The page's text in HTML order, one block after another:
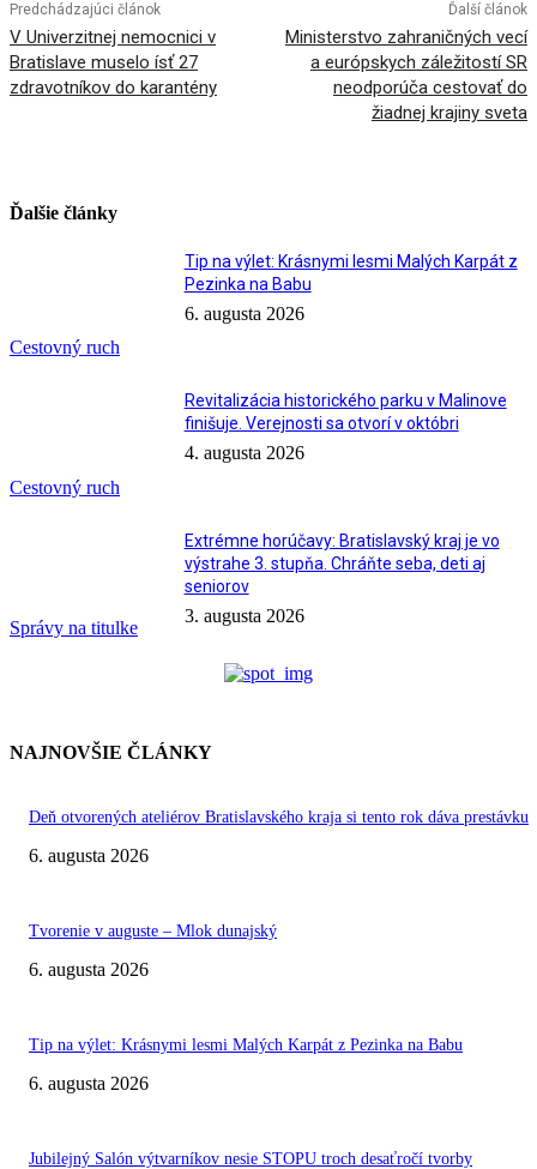
Predchádzajúci článok
V Univerzitnej nemocnici v
Bratislave muselo ísť 27
zdravotníkov do karantény
Ďalší článok
Ministerstvo zahraničných vecí
a európskych záležitostí SR
neodporúča cestovať do
žiadnej krajiny sveta
Ďalšie články
Cestovný ruch
Tip na výlet: Krásnymi lesmi Malých Karpát z
Pezinka na Babu
6. augusta 2026
Cestovný ruch
Revitalizácia historického parku v Malinove
finišuje. Verejnosti sa otvorí v októbri
4. augusta 2026
Správy na titulke
Extrémne horúčavy: Bratislavský kraj je vo
výstrahe 3. stupňa. Chráňte seba, deti aj
seniorov
3. augusta 2026
NAJNOVŠIE ČLÁNKY
Deň otvorených ateliérov Bratislavského kraja si tento rok dáva prestávku
6. augusta 2026
Tvorenie v auguste – Mlok dunajský
6. augusta 2026
Tip na výlet: Krásnymi lesmi Malých Karpát z Pezinka na Babu
6. augusta 2026
Jubilejný Salón výtvarníkov nesie STOPU troch desaťročí tvorby